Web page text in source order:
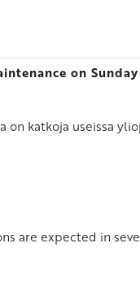
on
katkoja useissa
are expected in